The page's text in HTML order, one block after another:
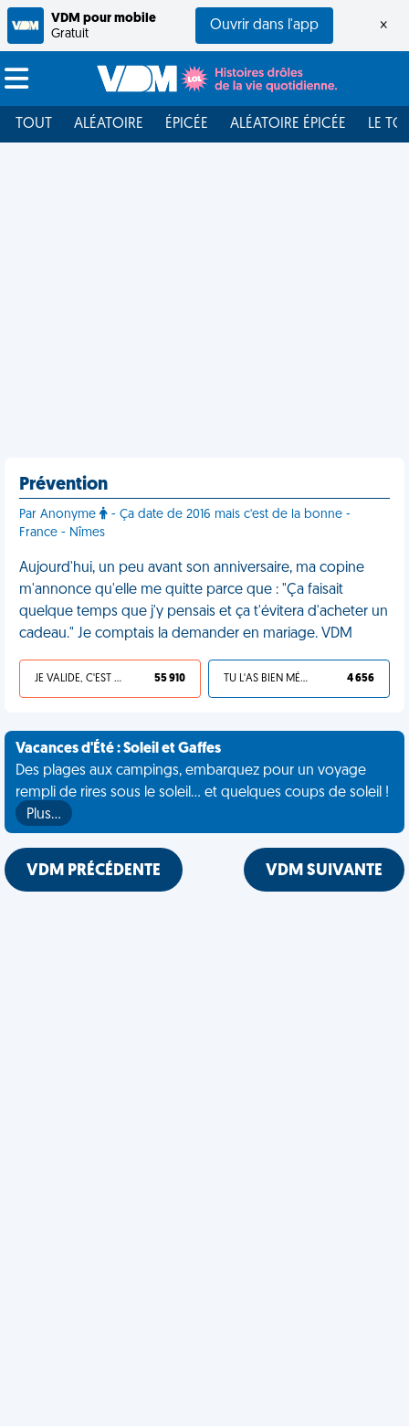
VDM pour mobile
Gratuit
Ouvrir dans l'app ×
TOUT ALÉATOIRE ÉPICÉE ALÉATOIRE ÉPICÉE LE
Prévention
Par Anonyme
- Ça date de 2016 mais c'est de la bonne -
France - Nîmes
Aujourd'hui, un peu avant son anniversaire, ma copine
m'annonce qu'elle me quitte parce que : "Ça faisait
quelque temps que j'y pensais et ça t'évitera d'acheter un
cadeau." Je comptais la demander en mariage. VDM
JE VALIDE, C'EST UNE VDM 55 910 TU L'AS BIEN MÉRITÉ 4 656
Vacances d'Été : Soleil et Gaffes
Des plages aux campings, embarquez pour un voyage
rempli de rires sous le soleil... et quelques coups de soleil !
Plus…
VDM PRÉCÉDENTE VDM SUIVANTE